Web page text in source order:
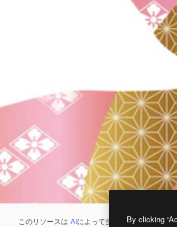
このリソースは AIによって生成されたものです。
By clicking